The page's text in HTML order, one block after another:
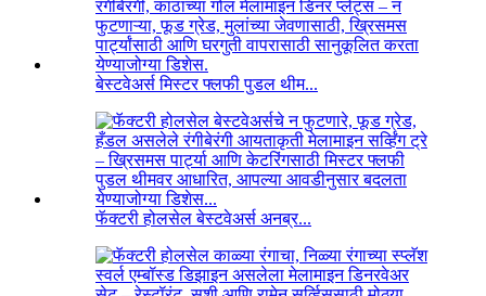
बेस्टवेअर्स मिस्टर फ्लफी पुडल थीम...
फॅक्टरी होलसेल बेस्टवेअर्स अनब्र...